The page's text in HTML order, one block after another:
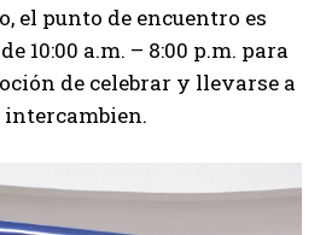
el punto de encuentro es
10:00 a.m. – 8:00 p.m. para
de celebrar y llevarse a
intercambien.